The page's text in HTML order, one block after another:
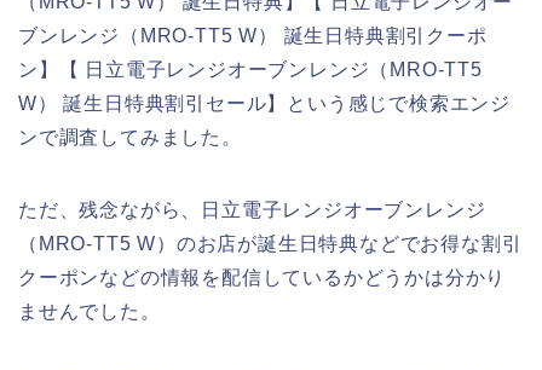
ブンレンジ（MRO-TT5 W） 誕生日特典割引クーポ
ン】【 日立電子レンジオーブンレンジ（MRO-TT5
W） 誕生日特典割引セール】という感じで検索エンジ
ンで調査してみました。
ただ、残念ながら、日立電子レンジオーブンレンジ
（MRO-TT5 W）のお店が誕生日特典などでお得な割引
クーポンなどの情報を配信しているかどうかは分かり
ませんでした。